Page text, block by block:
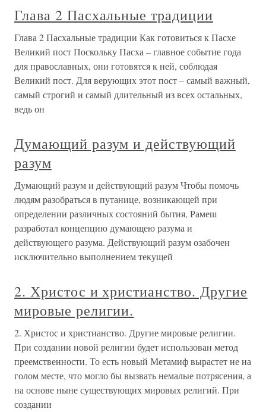
Глава 2 Пасхальные традиции
Глава 2 Пасхальные традиции Как готовиться к Пасхе
Великий пост Поскольку Пасха – главное событие года
для православных, они готовятся к ней, соблюдая
Великий пост. Для верующих этот пост – самый важный,
самый строгий и самый длительный из всех остальных,
ведь он
Думающий разум и действующий
разум
Думающий разум и действующий разум Чтобы помочь
людям разобраться в путанице, возникающей при
определении различных состояний бытия, Рамеш
разработал концепцию думающею разума и
действующего разума. Действующий разум озабочен
исключительно выполнением текущей
2. Христос и христианство. Другие
мировые религии.
2. Христос и христианство. Другие мировые религии.
При создании новой религии будет использован метод
преемственности. То есть новый Метамиф вырастет не на
голом месте, что могло бы вызвать немалые потрясения, а
на основе ныне существующих мировых религий. При
создании